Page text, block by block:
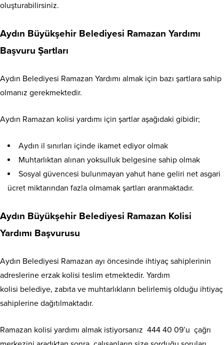
oluşturabilirsiniz.
Aydın Büyükşehir Belediyesi Ramazan Yardımı
Başvuru Şartları
Aydın Belediyesi Ramazan Yardımı almak için bazı şartlara sahip
olmanız gerekmektedir.
Aydın Ramazan kolisi yardımı için şartlar aşağıdaki gibidir;
Aydın il sınırları içinde ikamet ediyor olmak
Muhtarlıktan alınan yoksulluk belgesine sahip olmak
Sosyal güvencesi bulunmayan yahut hane geliri net asgari
ücret miktarından fazla olmamak şartları aranmaktadır.
Aydın Büyükşehir Belediyesi Ramazan Kolisi
Yardımı Başvurusu
Aydın Belediyesi Ramazan ayı öncesinde ihtiyaç sahiplerinin
adreslerine erzak kolisi teslim etmektedir. Yardım
kolisi belediye, zabıta ve muhtarlıkların belirlemiş olduğu ihtiyaç
sahiplerine dağıtılmaktadır.
Ramazan kolisi yardımı almak istiyorsanız 444 40 09’u çağrı